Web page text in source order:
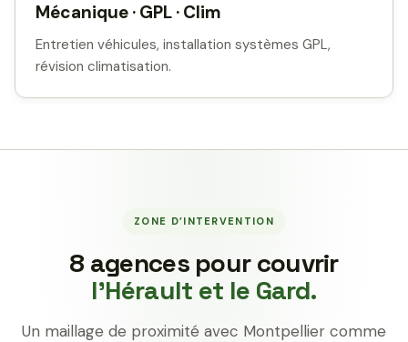
Mécanique · GPL · Clim
Entretien véhicules, installation systèmes GPL,
révision climatisation.
ZONE D’INTERVENTION
8 agences pour couvrir
l’Hérault et le Gard.
Un maillage de proximité avec Montpellier comme